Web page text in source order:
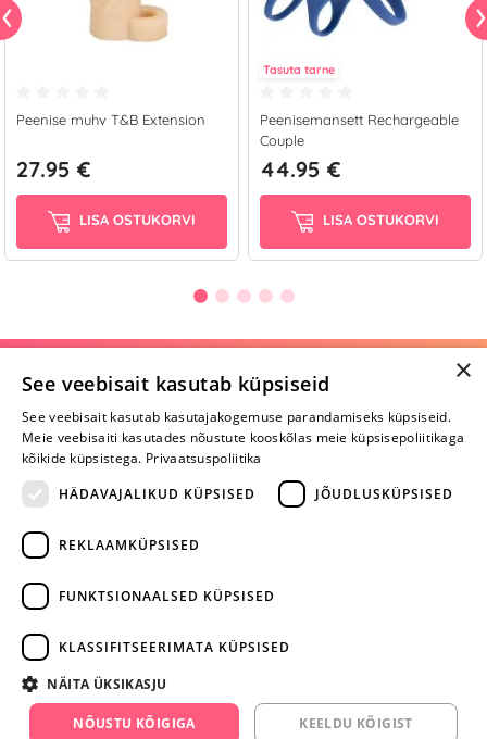
Peenise muhv T&B Extension
27.95 €
LISA OSTUKORVI
Tasuta tarne
Peenisemansett Rechargeable
Couple
44.95 €
LISA OSTUKORVI
Selle toote saab tellida ka helistades:
+372 668 3282
E-R
Kirjuta arvustus ja SAA KINGITUS!
×
See veebisait kasutab küpsiseid
See veebisait kasutab kasutajakogemuse parandamiseks küpsiseid.
Meie veebisaiti kasutades nõustute kooskõlas meie küpsisepoliitikaga
kõikide küpsistega. Privaatsuspoliitika
HÄDAVAJALIKUD KÜPSISED
JÕUDLUSKÜPSISED
REKLAAMKÜPSISED
FUNKTSIONAALSED KÜPSISED
KLASSIFITSEERIMATA KÜPSISED
NÄITA ÜKSIKASJU
NÕUSTU KÕIGIGA KEELDU KÕIGIST